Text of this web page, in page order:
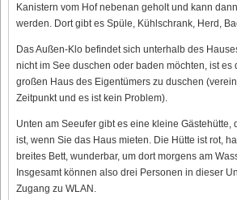
Kanistern vom Hof nebenan geholt und kann
werden. Dort gibt es Spüle, Kühlschrank, Herd,
Das Außen-Klo befindet sich unterhalb des
nicht im See duschen oder baden möchten, ist es
großen Haus des Eigentümers zu duschen
Zeitpunkt und es ist kein Problem).
Unten am Seeufer gibt es eine kleine Gästehütte,
ist, wenn Sie das Haus mieten. Die Hütte ist rot,
breites Bett, wunderbar, um dort morgens am
Insgesamt können also drei Personen in dieser
Zugang zu WLAN.